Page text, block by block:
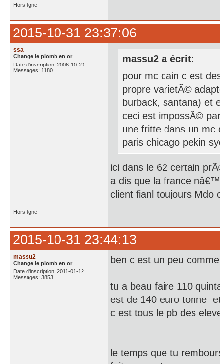
Hors ligne
2015-10-31 23:37:06
ssa
Change le plomb en or
Date d'inscription: 2006-10-20
Messages: 1180
massu2 a écrit:
pour mc cain c est
propre varietÃ©
burback, santana) et
ceci est impossÃ©
une fritte dans un mc
paris chicago pekin
ici dans le 62 certain
a dis que la france
client fianl toujours Mdo
Hors ligne
2015-10-31 23:44:13
massu2
Change le plomb en or
Date d'inscription: 2011-01-12
Messages: 3853
ben c est un peu
tu a beau faire 110
est de 140 euro tonne
c est tous le pb des
le temps que tu